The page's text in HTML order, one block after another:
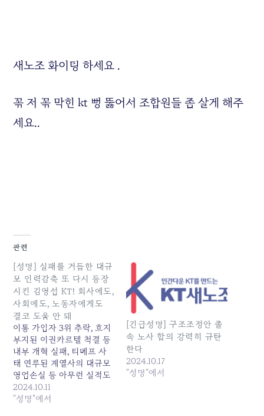
새노조 화이팅 하세요 .
꼮 저 꼮 막힌 kt 뻥 뚫어서 조합원들 좀 살게 해주
세요..
관련
[성명] 실패를 거듭한 대규
모 인력감축 또 다시 등장
시킨 김영섭 KT! 회사에도,
사회에도, 노동자에게도
결코 도움 안 돼
이통 가입자 3위 추락, 흐지
부지된 이권카르텔 척결 등
내부 개혁 실패, 티메프 사
태 연루된 계열사의 대규모
영업손실 등 아무런 실적도
존재감도 보여주지 못한 김
영섭 사장이 이미 수 차례
2024.10.11
"성명"에서
[긴급성명] 구조조정안 졸
속 노사 합의 강력히 규탄
한다
2024.10.17
"성명"에서